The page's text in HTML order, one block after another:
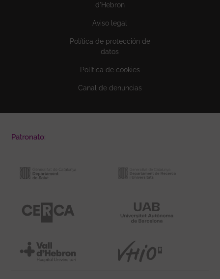
d'Hebron
Aviso legal
Política de protección de
datos
Política de cookies
Canal de denuncias
Patronato: